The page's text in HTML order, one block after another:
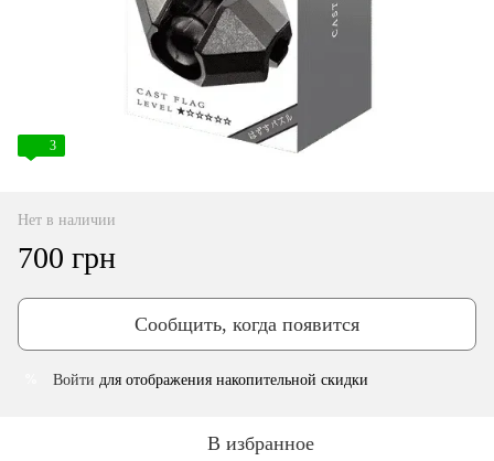
3
Нет в наличии
700 грн
Сообщить, когда появится
Войти для отображения накопительной скидки
В избранное